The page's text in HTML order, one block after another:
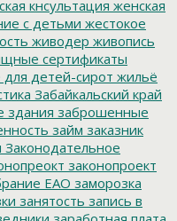
кнсультация женская
с детьми жестокое
живодер живопись
сертификаты
детей-сирот жильё
Забайкальский край
здания заброшенные
займ заказник
Законодательное
законопроект
ЕАО заморозка
занятость запись в